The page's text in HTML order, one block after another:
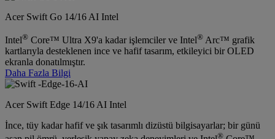
Acer Swift Go 14/16 AI Intel
Intel® Core™ Ultra X9'a kadar işlemciler ve Intel® Arc™ grafik
kartlarıyla desteklenen ince ve hafif tasarım, etkileyici bir OLED
ekranla donatılmıştır.
Daha Fazla Bilgi
Acer Swift Edge 14/16 AI Intel
İnce, tüy kadar hafif ve şık tasarımlı dizüstü bilgisayarlar; bir günü
®